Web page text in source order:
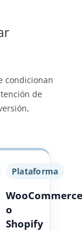
condicionan
de
Plataforma
WooCommerce
o
Shopify